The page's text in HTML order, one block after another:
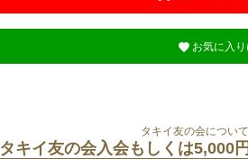
お気に入
タキイ友の会につい
タキイ友の会入会もしくは5,000